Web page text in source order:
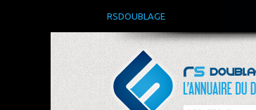
RSDOUBLAGE